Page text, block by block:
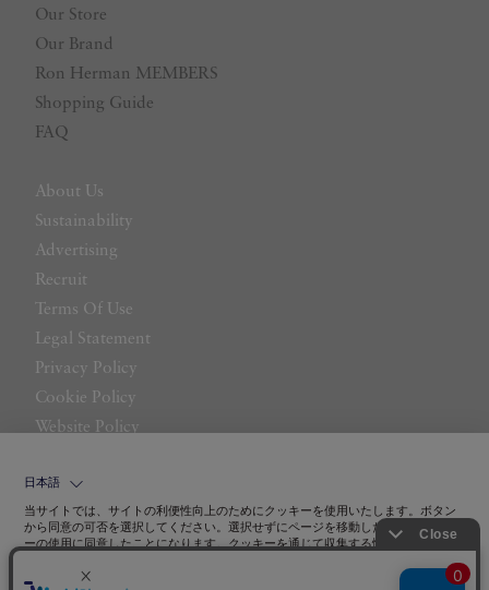
Our Store
Our Brand
Ron Herman MEMBERS
Shopping Guide
FAQ
About Us
Sustainability
Advertising
Recruit
Terms Of Use
Legal Statement
Privacy Policy
Cookie Policy
Website Policy
日本語
当サイトでは、サイトの利便性向上のためにクッキーを使用いたします。ボタン
から同意の可否を選択してください。選択せずにページを移動した場合、クッキ
ーの使用に同意したことになります。クッキーを通じて収集する情報には「お客
クッキーポリシ
ー
をご確認ください。